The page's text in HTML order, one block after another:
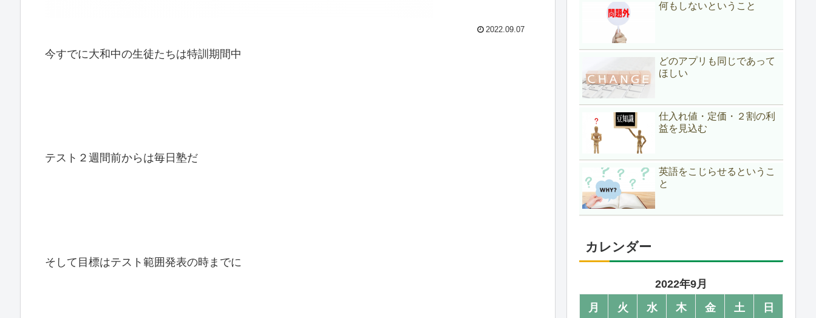
2022.09.07
今すでに大和中の生徒たちは特訓期間中
テスト２週間前からは毎日塾だ
そして目標はテスト範囲発表の時までに
何もしないということ
どのアプリも同じであって
ほしい
仕入れ値・定価・２割の利
益を見込む
英語をこじらせるというこ
と
カレンダー
2022年9月
月
火 水 木 金 土
日